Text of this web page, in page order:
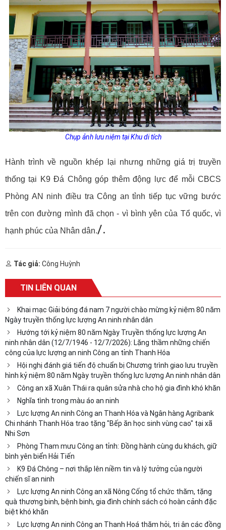
Chụp ảnh lưu niệm tại Khu di tích
Hành trình về nguồn khép lại nhưng những giá trị truyền
thống tại K9 Đá Chông góp thêm động lực để mỗi CBCS
Phòng AN ninh điều tra Công an tỉnh tiếp tục vững bước
trên con đường mình đã chọn - vì bình yên của Tổ quốc, vì
hạnh phúc của Nhân dân./.
Tác giả: Công Huỳnh
TIN LIÊN QUAN
Khai mạc Giải bóng đá nam 7 người chào mừng kỷ niệm 80 năm
Ngày truyền thống lực lượng An ninh nhân dân
Hướng tới kỷ niệm 80 năm Ngày Truyền thống lực lượng An
ninh nhân dân (12/7/1946 - 12/7/2026): Lặng thầm những chiến
công của lực lượng an ninh Công an tỉnh Thanh Hóa
Hội nghị đánh giá tiến độ chuẩn bị Chương trình giao lưu truyền
hình kỷ niệm 80 năm Ngày truyền thống lực lượng An ninh nhân dân
Công an xã Xuân Thái ra quân sửa nhà cho hộ gia đình khó khăn
Nghĩa tình trong màu áo an ninh
Lực lượng An ninh Công an Thanh Hóa và Ngân hàng Agribank
Chi nhánh Thanh Hóa trao tặng "Bếp ăn học sinh vùng cao" tại xã
Nhi Sơn
Phòng Tham mưu Công an tỉnh: Đồng hành cùng du khách, giữ
bình yên biển Hải Tiến
K9 Đá Chông – nơi thắp lên niềm tin và lý tưởng của người
chiến sĩ an ninh
Lực lượng An ninh Công an xã Nông Cống tổ chức thăm, tặng
quà thương binh, bệnh binh, gia đình chính sách có hoàn cảnh đặc
biệt khó khăn
Lực lượng An ninh Công an Thanh Hoá thăm hỏi, tri ân các đồng